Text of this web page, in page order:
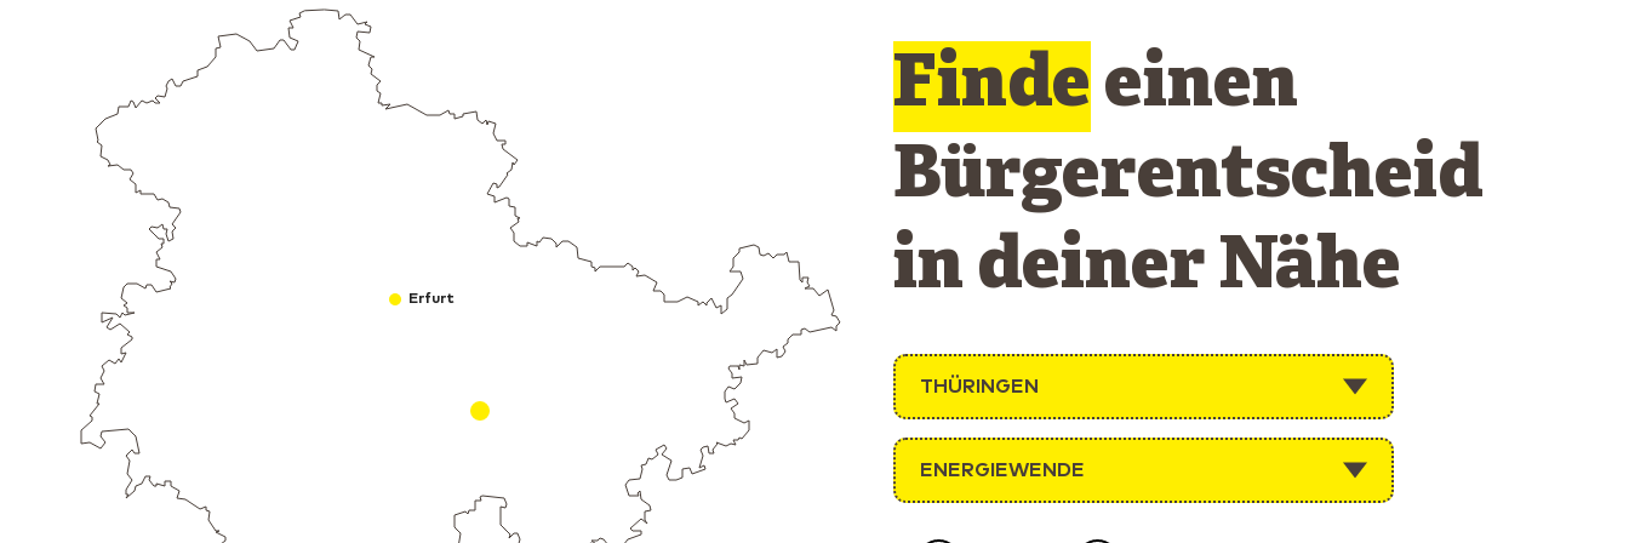
Erfurt
Findeeinen
Bürgerentscheid
in deiner Nähe
THÜRINGEN
ENERGIEWENDE